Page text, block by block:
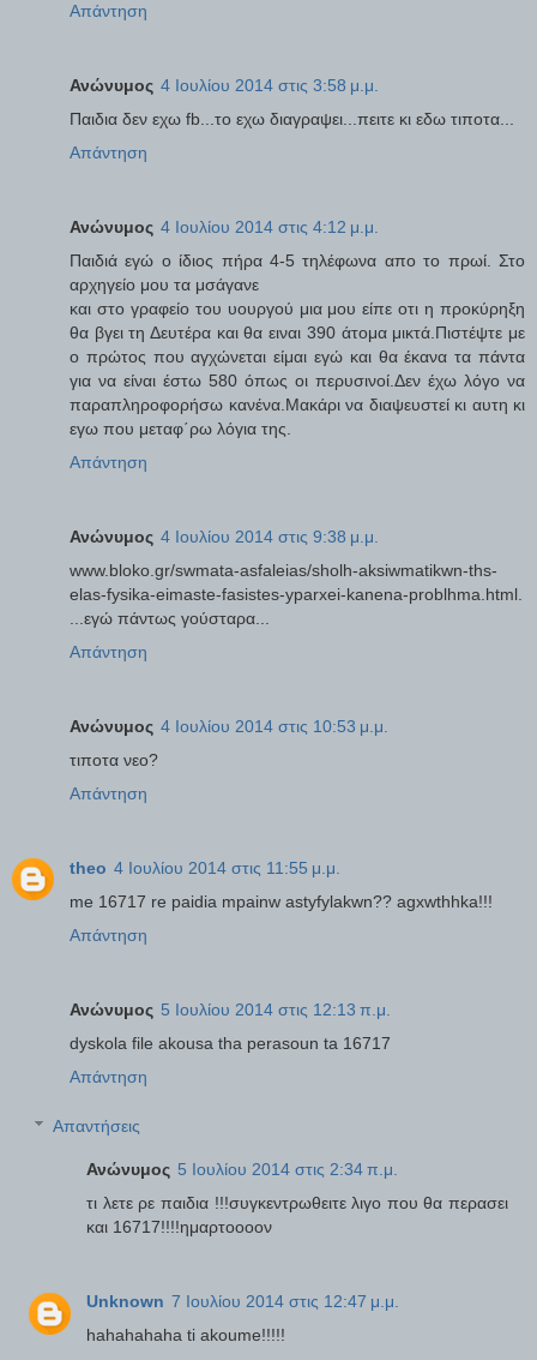
Απάντηση
Ανώνυμος 4 Ιουλίου 2014 στις 3:58 μ.μ.
Παιδια δεν εχω fb...το εχω διαγραψει...πειτε κι εδω τιποτα...
Απάντηση
Ανώνυμος 4 Ιουλίου 2014 στις 4:12 μ.μ.
Παιδιά εγώ ο ίδιος πήρα 4-5 τηλέφωνα απο το πρωί. Στο
αρχηγείο μου τα μσάγανε
και στο γραφείο του υουργού μια μου είπε οτι η προκύρηξη
θα βγει τη Δευτέρα και θα ειναι 390 άτομα μικτά.Πιστέψτε με
ο πρώτος που αγχώνεται είμαι εγώ και θα έκανα τα πάντα
για να είναι έστω 580 όπως οι περυσινοί.Δεν έχω λόγο να
παραπληροφορήσω κανένα.Μακάρι να διαψευστεί κι αυτη κι
εγω που μεταφ΄ρω λόγια της.
Απάντηση
Ανώνυμος 4 Ιουλίου 2014 στις 9:38 μ.μ.
www.bloko.gr/swmata-asfaleias/sholh-aksiwmatikwn-ths-
elas-fysika-eimaste-fasistes-yparxei-kanena-problhma.html.
...εγώ πάντως γούσταρα...
Απάντηση
Ανώνυμος 4 Ιουλίου 2014 στις 10:53 μ.μ.
τιποτα νεο?
Απάντηση
theo 4 Ιουλίου 2014 στις 11:55 μ.μ.
me 16717 re paidia mpainw astyfylakwn?? agxwthhka!!!
Απάντηση
Ανώνυμος 5 Ιουλίου 2014 στις 12:13 π.μ.
dyskola file akousa tha perasoun ta 16717
Απάντηση
Απαντήσεις
Ανώνυμος 5 Ιουλίου 2014 στις 2:34 π.μ.
τι λετε ρε παιδια !!!συγκεντρωθειτε λιγο που θα περασει
και 16717!!!!ημαρτοοοον
Unknown 7 Ιουλίου 2014 στις 12:47 μ.μ.
hahahahaha ti akoume!!!!!